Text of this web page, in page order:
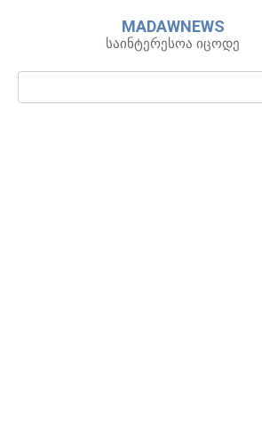
MADAWNEWS
საინტერესოა იცოდე
Search: